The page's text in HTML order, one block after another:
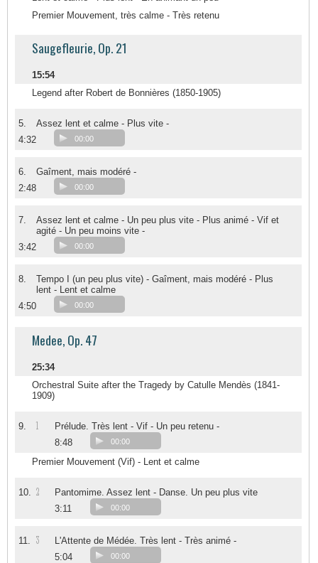
Premier Mouvement, très calme - Très retenu
Saugefleurie, Op. 21
15:54
Legend after Robert de Bonnières (1850-1905)
5.
Assez lent et calme - Plus vite -
4:32
00:00
6.
Gaîment, mais modéré -
2:48
00:00
7.
Assez lent et calme - Un peu plus vite - Plus animé - Vif et
agité - Un peu moins vite -
3:42
00:00
8.
Tempo I (un peu plus vite) - Gaîment, mais modéré - Plus
lent - Lent et calme
4:50
00:00
Medee, Op. 47
25:34
Orchestral Suite after the Tragedy by Catulle Mendès (1841-
1909)
9. 1
Prélude. Très lent - Vif - Un peu retenu -
8:48
00:00
Premier Mouvement (Vif) - Lent et calme
10. 2
Pantomime. Assez lent - Danse. Un peu plus vite
3:11
00:00
11. 3
L'Attente de Médée. Très lent - Très animé -
5:04
00:00